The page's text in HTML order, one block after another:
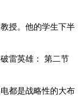
授。他的学生下半
雷英雄： 第二节
都是战略性的大布